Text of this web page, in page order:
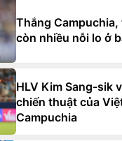
Thắng
còn nhiều nỗi lo ở
HLV Kim Sang-sik
chiến thuật của
Campuchia